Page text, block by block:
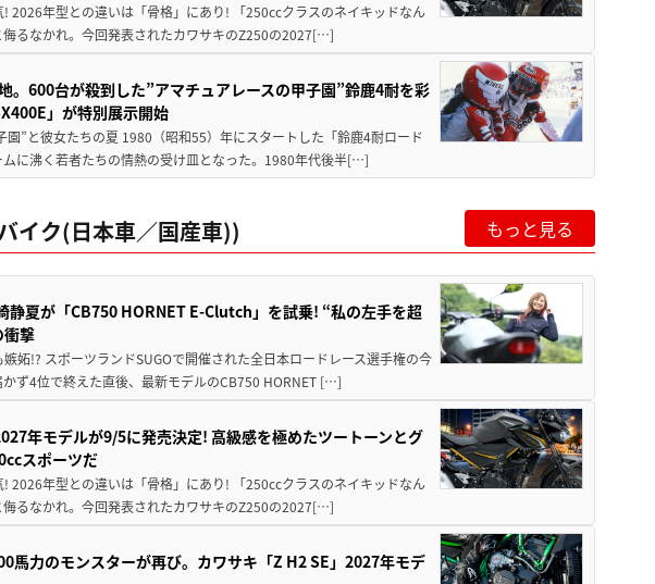
2026年型との違いは「骨格」にあり! 「250ccクラスのネイキッドなん
るなかれ。今回発表されたカワサキのZ250の2027[…]
。600台が殺到した”アマチュアレースの甲子園”鈴鹿4耐を彩
」が特別展示開始
”と彼女たちの夏 1980（昭和55）年にスタートした「鈴鹿4耐ロード
に沸く若者たちの情熱の受け皿となった。1980年代後半[…]
イク(日本車／国産車)) もっと見る
静夏が「CB750 HORNET E-Clutch」を試乗! “私の左手を超
衝撃
妬!? スポーツランドSUGOで開催された全日本ロードレース選手権の今
ず4位で終えた直後、最新モデルのCB750 HORNET […]
年モデルが9/5に発売決定! 高級感を極めたツートーンとグ
スポーツだ
2026年型との違いは「骨格」にあり! 「250ccクラスのネイキッドなん
るなかれ。今回発表されたカワサキのZ250の2027[…]
馬力のモンスターが再び。カワサキ「Z H2 SE」2027年モデ